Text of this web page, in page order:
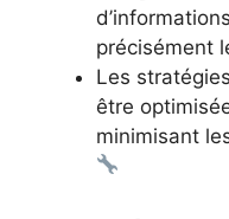
précisément
Les
être
minimisant